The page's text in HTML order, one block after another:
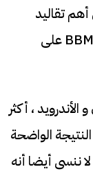
تقاليد
العلامة التجارية الكندية إنها حصرية و بقاء BBM على
، أكثر
الواضحة
ننسى أيضا أنه